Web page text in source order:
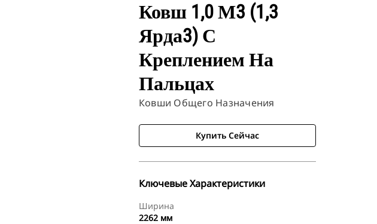
Ковш 1,0 М3 (1,3
Ярда3) С
Креплением На
Пальцах
Ковши Общего Назначения
Купить Сейчас
Ключевые Характеристики
Ширина
2262 мм